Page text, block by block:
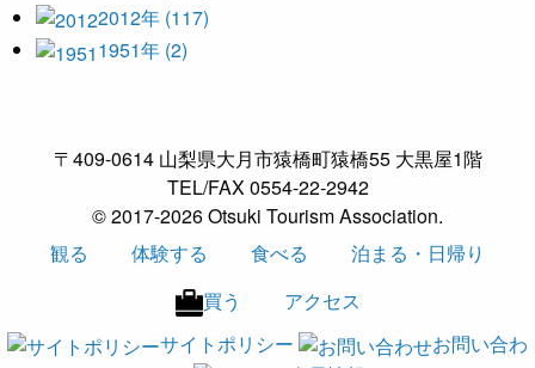
2012年 (117)
1951年 (2)
〒409-0614 山梨県大月市猿橋町猿橋55 大黒屋1階
TEL/FAX 0554-22-2942
© 2017-2026 Otsuki Tourism Association.
観る
体験する 食べる
泊まる・日帰り
買う
アクセス
サイトポリシー
お問い合わ